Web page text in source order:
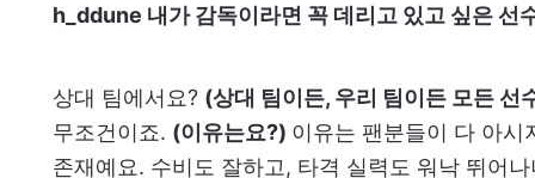
h_ddune 내가 감독이라면 꼭 데리고 있고 싶은 선
상대 팀에서요? (상대 팀이든, 우리 팀이든 모든 선
무조건이죠. (이유는요?) 이유는 팬분들이 다 아시
존재예요. 수비도 잘하고, 타격 실력도 워낙 뛰어